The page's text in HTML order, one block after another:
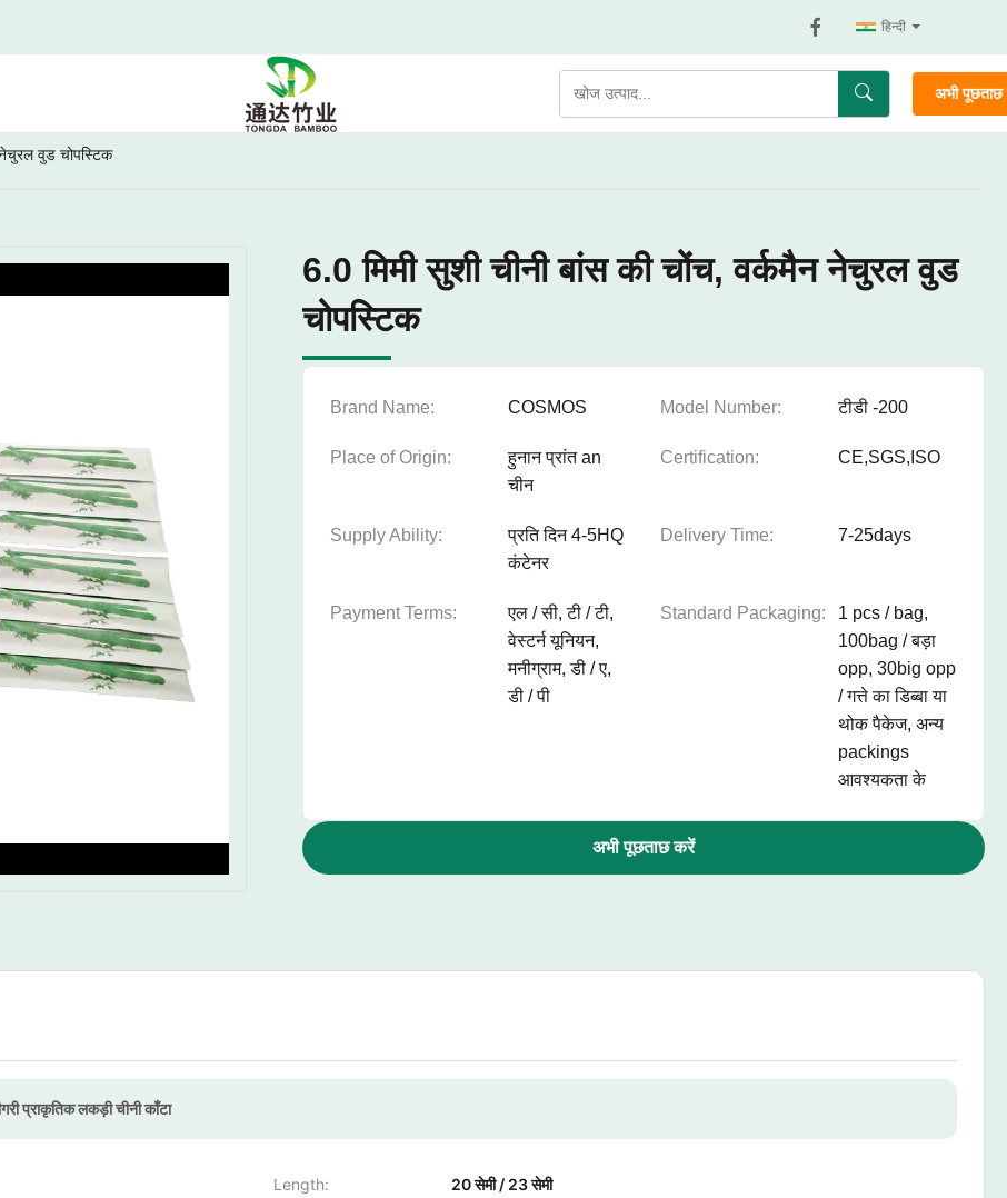
हिन्दी
अभी
नेचुरल वुड चोपस्टिक
6.0 मिमी सुशी चीनी बांस की चोंच, वर्कमैन नेचुरल वुड
चोपस्टिक
Brand Name: COSMOS Model Number: टीडी -200
Place of Origin:
हुनान प्रांत an
चीन
Certification: CE,SGS,ISO
Supply Ability:
प्रति दिन 4-5HQ
कंटेनर
Delivery Time: 7-25days
Payment Terms:
एल / सी, टी / टी,
वेस्टर्न यूनियन,
मनीग्राम, डी / ए,
डी / पी
Standard Packaging:
1 pcs / bag,
100bag / बड़ा
opp, 30big opp
/ गत्ते का डिब्बा या
थोक पैकेज, अन्य
packings
आवश्यकता के
अभी पूछताछ करें
प्राकृतिक लकड़ी चीनी काँटा
Length: 20 सेमी / 23 सेमी